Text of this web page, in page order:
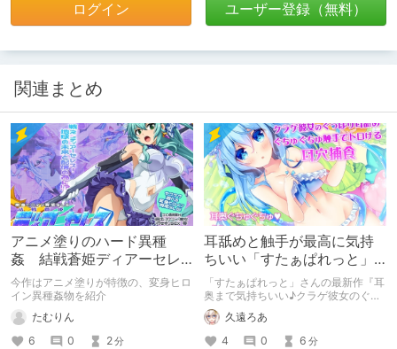
ログイン ユーザー登録（無料）
関連まとめ
アニメ塗りのハード異種
姦 結戦蒼姫ディアーセレ
ス
今作はアニメ塗りが特徴の、変身ヒロ
イン異種姦物を紹介
たむりん
6
0 2分
耳舐めと触手が最高に気持
ちいい「すたぁぱれっと」
さんの最新作の紹介と感想
「すたぁぱれっと」さんの最新作『耳
奥まで気持ちいい♪クラゲ彼女のぐっ
ぽり耳舐めぐちゅぐちゅ触手でトロけ
る耳穴捕食』を紹介します。
久遠ろあ
4
0 6 分